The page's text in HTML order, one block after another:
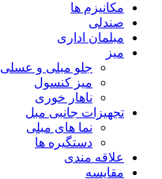
مکانیزم ها
صندلی
مبلمان اداری
میز
جلو مبلی و عسلی
میز کنسول
ناهار خوری
تجهیزات جانبی مبل
نما های مبلی
دستگیره ها
علاقه مندی
مقایسه